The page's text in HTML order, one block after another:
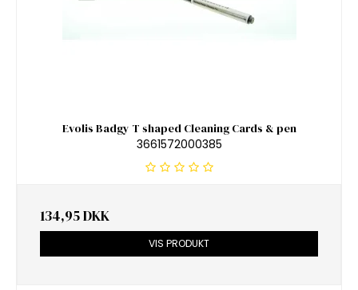
Evolis Badgy T shaped Cleaning Cards & pen
3661572000385
134,95 DKK
VIS PRODUKT